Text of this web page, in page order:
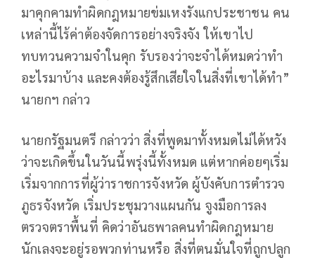
มาคุกคามทำผิดกฎหมายข่มเหงรังแกประชาชน คน
เหล่านี้ไร้ค่าต้องจัดการอย่างจริงจัง ให้เขาไป
ทบทวนความจำในคุก รับรองว่าจะจำได้หมดว่าทำ
อะไรมาบ้าง และคงต้องรู้สึกเสียใจในสิ่งที่เขาได้ทำ”
นายกฯ กล่าว
นายกรัฐมนตรี กล่าวว่า สิ่งที่พูดมาทั้งหมดไม่ได้หวัง
ว่าจะเกิดขึ้นในวันนี้พรุ่งนี้ทั้งหมด แต่หากค่อยๆเริ่ม
เริ่มจากการที่ผู้ว่าราชการจังหวัด ผู้บังคับการตำรวจ
ภูธรจังหวัด เริ่มประชุมวางแผนกัน จูงมือการลง
ตรวจตราพื้นที่ คิดว่าอันธพาลคนทำผิดกฎหมาย
นักเลงจะอยู่รอพวกท่านหรือ สิ่งที่ตนมั่นใจที่ถูกปลูก